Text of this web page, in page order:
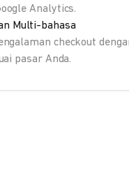
Analytics.
Multi-bahasa
checkout
pasar Anda.